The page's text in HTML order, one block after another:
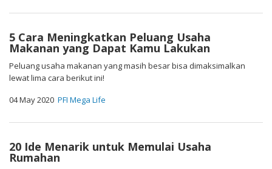
5 Cara Meningkatkan Peluang Usaha
Makanan yang Dapat Kamu Lakukan
Peluang usaha makanan yang masih besar bisa dimaksimalkan
lewat lima cara berikut ini!
04 May 2020 PFI Mega Life
20 Ide Menarik untuk Memulai Usaha
Rumahan